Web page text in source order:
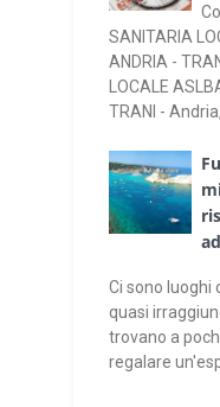
SANITARIA
ANDRIA -
LOCALE
TRANI - Andria,
Ci sono luoghi
quasi
trovano a
regalare